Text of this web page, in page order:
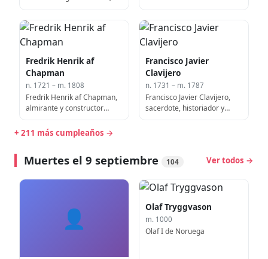
Fredrik Henrik af
Chapman
n. 1721 – m. 1808
Fredrik Henrik af Chapman,
almirante y constructor
Francisco Javier
Clavijero
n. 1731 – m. 1787
Francisco Javier Clavijero,
sacerdote, historiador y
+ 211 más cumpleaños →
Muertes el 9 septiembre 104 Ver todos →
👤 Olaf Tryggvason
m. 1000
Olaf I de Noruega